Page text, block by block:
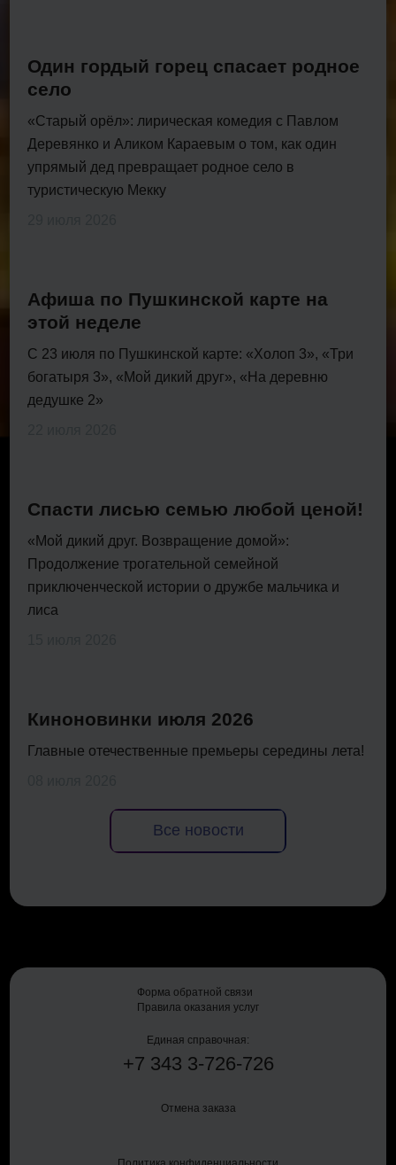
Один гордый горец спасает родное
село
«Старый орёл»: лирическая комедия с Павлом
Деревянко и Аликом Караевым о том, как один
упрямый дед превращает родное село в
туристическую Мекку
Афиша по Пушкинской карте на
этой неделе
С 23 июля по Пушкинской карте: «Холоп 3», «Три
богатыря 3», «Мой дикий друг», «На деревню
дедушке 2»
Спасти лисью семью любой ценой!
«Мой дикий друг. Возвращение домой»:
Продолжение трогательной семейной
приключенческой истории о дружбе мальчика и
лиса
Киноновинки июля 2026
Главные отечественные премьеры середины лета!
Все новости
Правила оказания услуг
Форма обратной связи
Единая справочная:
+7 343 3-726-726
Отмена заказа